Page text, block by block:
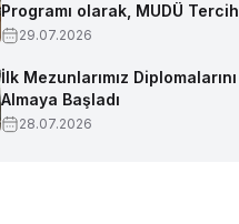
Programı olarak, MUDÜ Tercih
Tanıtım Günleri'nde biz de
29.07.2026
İlk Mezunlarımız Diplomalarını
Almaya Başladı
28.07.2026